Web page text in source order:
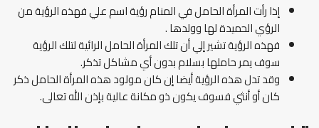
إذا رأت المرأة الحامل في المنام رؤية اسم علي فهذه الرؤية من
الرؤي الحميدة لها وولدها .
فهذه الرؤية تشير إلي أن تلك المرأة الحامل الرائية لتلك الرؤية
سوف يمر حاملها بسلام بدون أي مشاكل تذكر.
وقد تدل هذه الرؤية أيضا إن كان مولود هذه المرأة الحامل ذكر
كان أو أنثي فسوف يكون ذو مكانة عالية بإذن الله تعالى.